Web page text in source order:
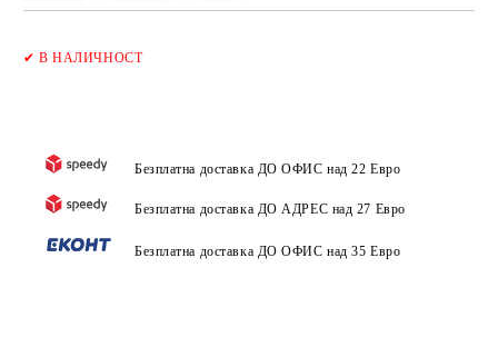
✔В НАЛИЧНОСТ
Безплатна доставка ДО ОФИС над 22 Евро
Безплатна доставка ДО АДРЕС над 27 Евро
Безплатна доставка ДО ОФИС над 35 Евро